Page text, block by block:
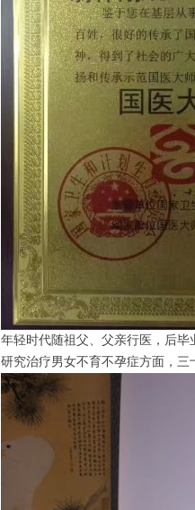
年轻时代随祖父、父亲行医，后
研究治疗男女不育不孕症方面，